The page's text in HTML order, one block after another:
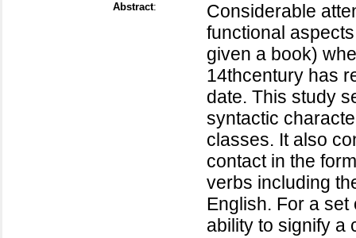
Abstract:
Considerable
functional
given a book)
14thcentury has
date. This study
syntactic
classes. It also
contact in the
verbs including
English. For a
ability to signify a